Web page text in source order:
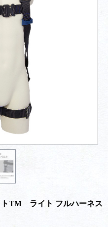
TM ライト フルハーネス